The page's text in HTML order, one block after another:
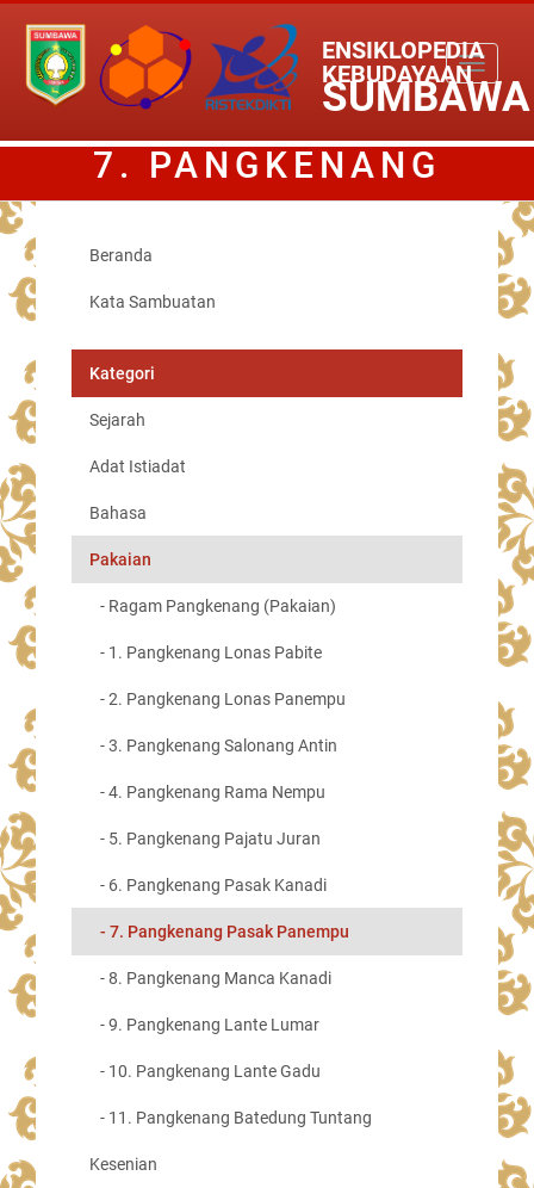
Toggle
ENSIKLOPEDIA
KEBUDAYAAN
SUMBAWA
7. PANGKENANG
PASAK PANEMPU
Beranda
Kata Sambuatan
Kategori
Sejarah
Adat Istiadat
Bahasa
Pakaian
- Ragam Pangkenang (Pakaian)
- 1. Pangkenang Lonas Pabite
- 2. Pangkenang Lonas Panempu
- 3. Pangkenang Salonang Antin
- 4. Pangkenang Rama Nempu
- 5. Pangkenang Pajatu Juran
- 6. Pangkenang Pasak Kanadi
- 7. Pangkenang Pasak Panempu
- 8. Pangkenang Manca Kanadi
- 9. Pangkenang Lante Lumar
- 10. Pangkenang Lante Gadu
- 11. Pangkenang Batedung Tuntang
Kesenian